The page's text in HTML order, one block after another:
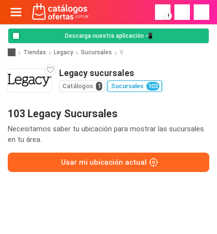
!
Descarga nuestra aplicación 📲
Tiendas Legacy Sucursales V
Legacy sucursales
Catálogos 1 Sucursales 103
103 Legacy Sucursales
Necesitamos saber tu ubicación para mostrar las sucursales
en tu área.
Usar mi ubicación actual